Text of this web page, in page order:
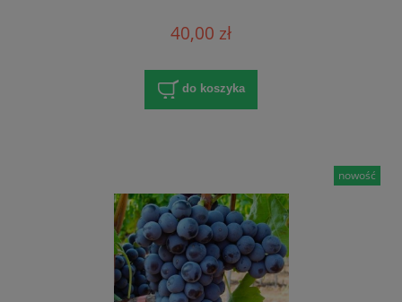
40,00 zł
do koszyka
nowość